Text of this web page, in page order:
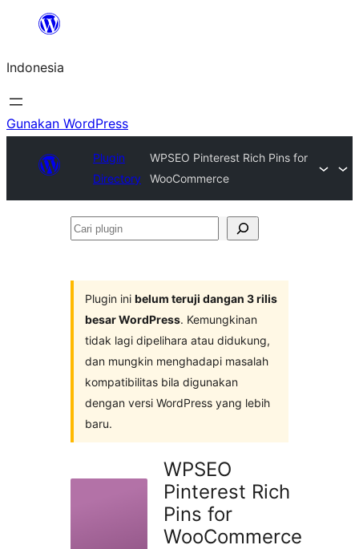
Lewati
konten
Indonesia
Gunakan WordPress
Plugin
Directory
WPSEO Pinterest Rich Pins for
WooCommerce
Cari
Plugin ini belum teruji dangan 3 rilis
besar WordPress. Kemungkinan
tidak lagi dipelihara atau didukung,
dan mungkin menghadapi masalah
kompatibilitas bila digunakan
dengan versi WordPress yang lebih
baru.
WPSEO
Pinterest Rich
Pins for
WooCommerce